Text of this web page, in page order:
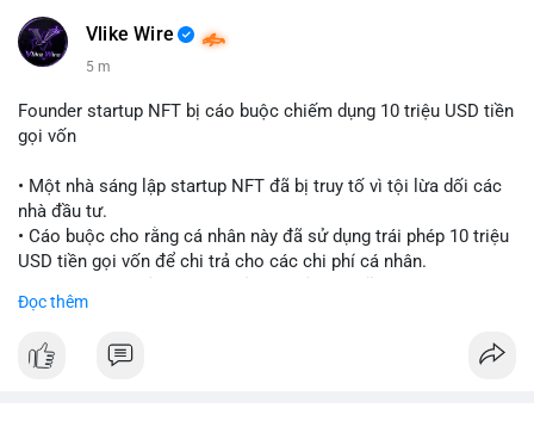
Vlike Wire
5 m
Founder startup NFT bị cáo buộc chiếm dụng 10 triệu USD tiền
gọi vốn
• Một nhà sáng lập startup NFT đã bị truy tố vì tội lừa dối các
nhà đầu tư.
• Cáo buộc cho rằng cá nhân này đã sử dụng trái phép 10 triệu
USD tiền gọi vốn để chi trả cho các chi phí cá nhân.
Web3.
#cryptonews #nft
Đọc thêm